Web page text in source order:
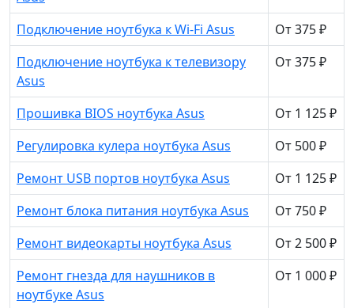
Подключение ноутбука к Wi-Fi Asus
От 375 ₽
Подключение ноутбука к телевизору
Asus
От 375 ₽
Прошивка BIOS ноутбука Asus
От 1 125 ₽
Регулировка кулера ноутбука Asus
От 500 ₽
Ремонт USB портов ноутбука Asus
От 1 125 ₽
Ремонт блока питания ноутбука Asus
От 750 ₽
Ремонт видеокарты ноутбука Asus
От 2 500 ₽
Ремонт гнезда для наушников в
ноутбуке Asus
От 1 000 ₽